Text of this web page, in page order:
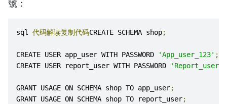
號：
sql 代码解读复制代码CREATE SCHEMA shop;
CREATE USER app_user WITH PASSWORD 'App_user_123' ;
CREATE USER report_user WITH PASSWORD
GRANT USAGE ON SCHEMA shop TO app_user;
GRANT USAGE ON SCHEMA shop TO report_user;